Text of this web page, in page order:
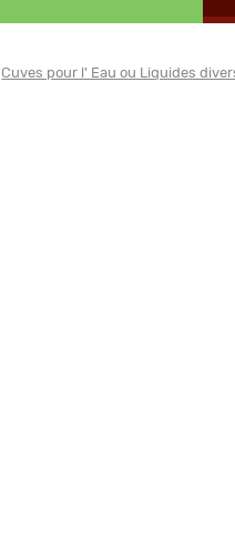
Cuves pour l' Eau ou Liquides